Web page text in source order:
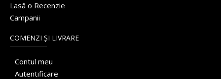
Lasă o Recenzie
Campanii
COMENZI ȘI LIVRARE
Contul meu
Autentificare